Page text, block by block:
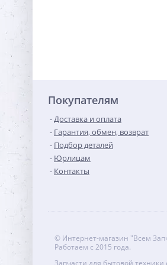
Покупателям
Доставка и оплата
Гарантия, обмен, возврат
Подбор деталей
Юрлицам
Контакты
© Интернет-магазин "Всем
Работаем с 2015 года.
Запчасти для бытовой техники